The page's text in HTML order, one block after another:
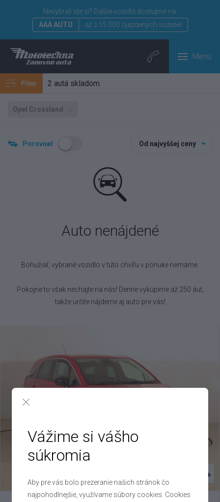
Nevybrali ste si? Ďalšie vozidlá dostupné na:
AAA AUTO
až z 15 000 ojazdených vozidiel
Menu
Filter 2 autá skladom
Opel Crossland
Porovnať Od najvyššej ceny
Auto nenájdené
Bohužiaľ, vybrané vozidlo v túto chvíľu v ponuke nemáme.
Pokojne to však nechajte na nás! Denne vykúpime až 250 áut,
takže určite nájdeme aj auto pre vás!
Vážime si vášho
súkromia
Aby pre vás bolo prezeranie našich stránok čo
najpohodlnejšie, využívame súbory cookies. Cookies